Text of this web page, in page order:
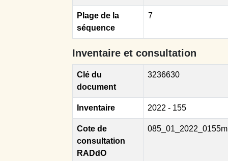
Plage de la
séquence
7
Inventaire et consultation
Clé du
document
3236630
Inventaire 2022 - 155
Cote de
consultation
RADdO